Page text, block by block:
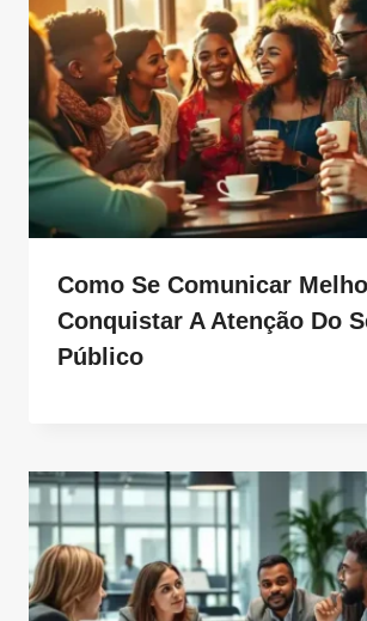
Como Se Comunicar
Conquistar A Atenção Do
Público